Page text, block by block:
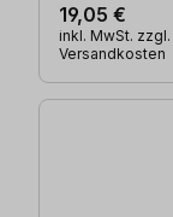
19,05 €
inkl. MwSt. zzgl.
Versandkosten